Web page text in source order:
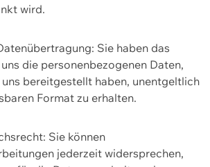
wird.
Sie haben das
die personenbezogenen Daten,
bereitgestellt haben, unentgeltlich
Format zu erhalten.
Sie können
jederzeit widersprechen,